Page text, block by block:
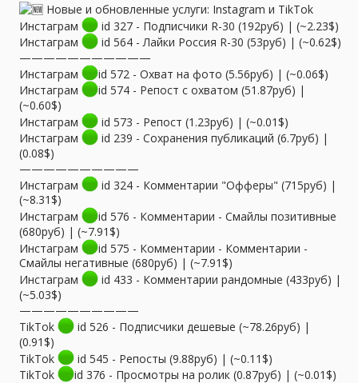
Новые и обновленные услуги: Instagram и TikTok
Инстаграм
id 327 - Подписчики R-30 (192руб) | (~2.23$)
Инстаграм
id 564 - Лайки Россия R-30 (53руб) | (~0.62$)
———————————
Инстаграм
id 572 - Охват на фото (5.56руб) | (~0.06$)
Инстаграм
id 574 - Репост с охватом (51.87руб) |
(~0.60$)
Инстаграм
id 573 - Репост (1.23руб) | (~0.01$)
Инстаграм
id 239 - Сохранения публикаций (6.7руб) |
(0.08$)
——————————
Инстаграм
id 324 - Комментарии "Офферы" (715руб) |
(~8.31$)
Инстаграм
id 576 - Комментарии - Смайлы позитивные
(680руб) | (~7.91$)
Инстаграм
id 575 - Комментарии - Комментарии -
Смайлы негативные (680руб) | (~7.91$)
Инстаграм
id 433 - Комментарии рандомные (433руб) |
(~5.03$)
——————————
TikTok
id 526 - Подписчики дешевые (~78.26руб) |
(0.91$)
TikTok
id 545 - Репосты (9.88руб) | (~0.11$)
TikTok
id 376 - Просмотры на ролик (0.87руб) | (~0.01$)